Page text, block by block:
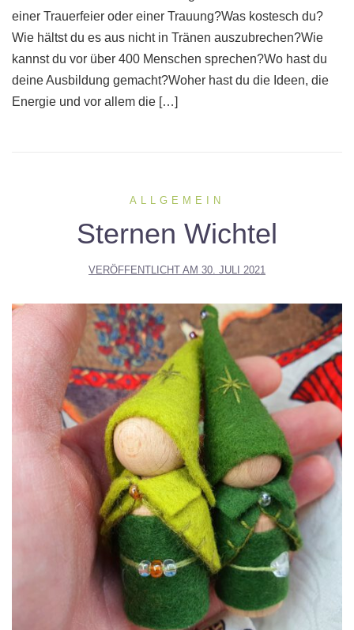
einer Trauerfeier oder einer Trauung?Was kostesch du?
Wie hältst du es aus nicht in Tränen auszubrechen?Wie
kannst du vor über 400 Menschen sprechen?Wo hast du
deine Ausbildung gemacht?Woher hast du die Ideen, die
Energie und vor allem die […]
ALLGEMEIN
Sternen Wichtel
VERÖFFENTLICHT AM 30. JULI 2021